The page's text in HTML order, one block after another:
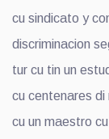
cu sindicato y
discriminacion
tur cu tin un
cu centenares
cu un maestro